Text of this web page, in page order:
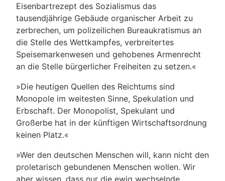
Eisenbartrezept des Sozialismus das
tausendjährige Gebäude organischer Arbeit zu
zerbrechen, um polizeilichen Bureaukratismus an
die Stelle des Wettkampfes, verbreitertes
Speisemarkenwesen und gehobenes Armenrecht
an die Stelle bürgerlicher Freiheiten zu setzen.«
»Die heutigen Quellen des Reichtums sind
Monopole im weitesten Sinne, Spekulation und
Erbschaft. Der Monopolist, Spekulant und
Großerbe hat in der künftigen Wirtschaftsordnung
keinen Platz.«
»Wer den deutschen Menschen will, kann nicht den
proletarisch gebundenen Menschen wollen. Wir
aber wissen, dass nur die ewig wechselnde